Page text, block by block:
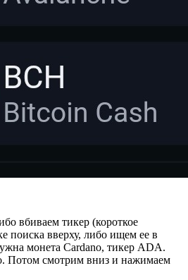
вбиваем тикер (короткое
поиска вверху, либо ищем ее в
монета Cardano, тикер ADA.
Потом смотрим вниз и нажимаем